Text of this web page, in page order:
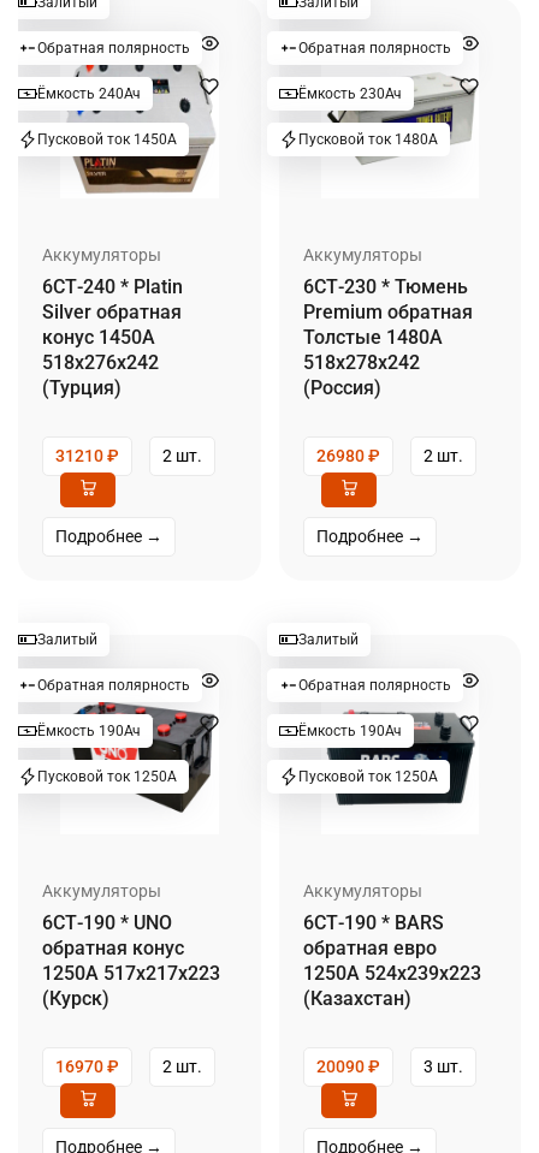
Обратная полярность
Ёмкость 240Ач
Пусковой ток 1450А
Аккумуляторы
6СТ-240 * Platin
Silver обратная
конус 1450А
518x276x242
(Турция)
31210₽ 2 шт.
Подробнее →
Обратная полярность
Ёмкость 230Ач
Пусковой ток 1480А
Аккумуляторы
6СТ-230 * Тюмень
Premium обратная
Толстые 1480А
518x278x242
(Россия)
26980₽ 2 шт.
Подробнее →
Залитый
Обратная полярность
Ёмкость 190Ач
Пусковой ток 1250А
Аккумуляторы
6СТ-190 * UNO
обратная конус
1250А 517x217x223
(Курск)
16970₽ 2 шт.
Подробнее →
Залитый
Обратная полярность
Ёмкость 190Ач
Пусковой ток 1250А
Аккумуляторы
6СТ-190 * BARS
обратная евро
1250А 524x239x223
(Казахстан)
20090₽ 3 шт.
Подробнее →